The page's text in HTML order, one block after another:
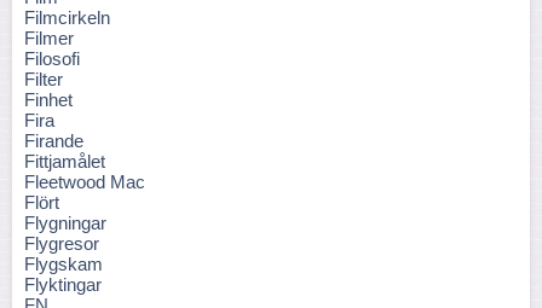
Filmcirkeln
Filmer
Filosofi
Filter
Finhet
Fira
Firande
Fittjamålet
Fleetwood Mac
Flört
Flygningar
Flygresor
Flygskam
Flyktingar